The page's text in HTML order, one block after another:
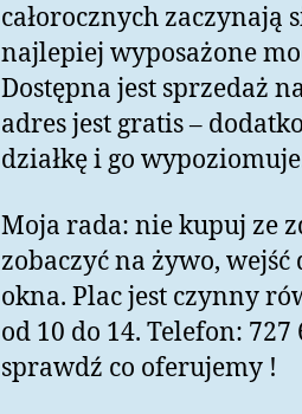
całorocznych zaczynają
najlepiej wyposażone
Dostępna jest sprzedaż
adres jest gratis –
działkę i go
Moja rada: nie kupuj ze
zobaczyć na żywo, wejść
okna. Plac jest czynny
od 10 do 14. Telefon: 727
sprawdź co oferujemy !